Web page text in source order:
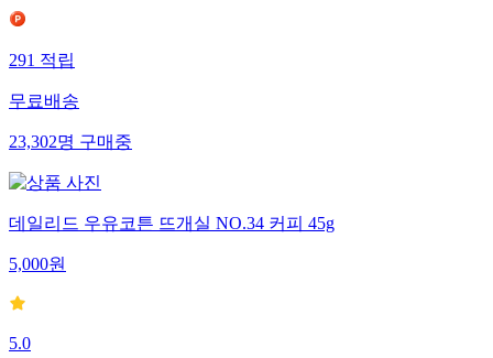
291적립
무료배송
23,302명구매중
데일리드 우유코튼 뜨개실 NO.34 커피 45g
5,000원
5.0